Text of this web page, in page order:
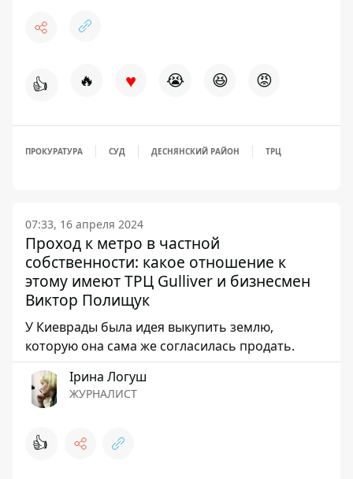
👍 🔥 ♥ 😭 😆 😡
ПРОКУРАТУРА СУД ДЕСНЯНСКИЙ РАЙОН ТРЦ
07:33, 16 апреля 2024
Проход к метро в частной
собственности: какое отношение к
этому имеют ТРЦ Gulliver и бизнесмен
Виктор Полищук
У Киеврады была идея выкупить землю,
которую она сама же согласилась продать.
Ірина Логуш
ЖУРНАЛИСТ
👍